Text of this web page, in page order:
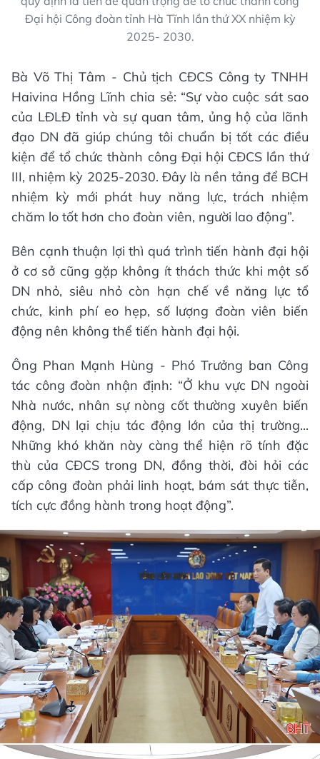
Đại hội Công đoàn tỉnh Hà Tĩnh lần thứ XX nhiệm kỳ
2025- 2030.
Bà Võ Thị Tâm - Chủ tịch CĐCS Công ty TNHH
Haivina Hồng Lĩnh chia sẻ: “Sự vào cuộc sát sao
của LĐLĐ tỉnh và sự quan tâm, ủng hộ của lãnh
đạo DN đã giúp chúng tôi chuẩn bị tốt các điều
kiện để tổ chức thành công Đại hội CĐCS lần thứ
III, nhiệm kỳ 2025-2030. Đây là nền tảng để BCH
nhiệm kỳ mới phát huy năng lực, trách nhiệm
chăm lo tốt hơn cho đoàn viên, người lao động”.
Bên cạnh thuận lợi thì quá trình tiến hành đại hội
ở cơ sở cũng gặp không ít thách thức khi một số
DN nhỏ, siêu nhỏ còn hạn chế về năng lực tổ
chức, kinh phí eo hẹp, số lượng đoàn viên biến
động nên không thể tiến hành đại hội.
Ông Phan Mạnh Hùng - Phó Trưởng ban Công
tác công đoàn nhận định: “Ở khu vực DN ngoài
Nhà nước, nhân sự nòng cốt thường xuyên biến
động, DN lại chịu tác động lớn của thị trường...
Những khó khăn này càng thể hiện rõ tính đặc
thù của CĐCS trong DN, đồng thời, đòi hỏi các
cấp công đoàn phải linh hoạt, bám sát thực tiễn,
tích cực đồng hành trong hoạt động”.